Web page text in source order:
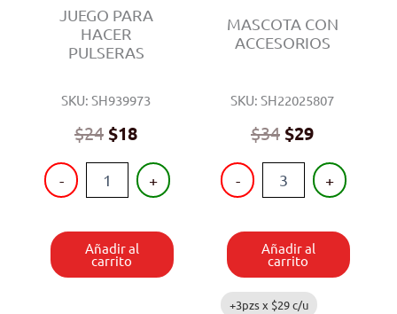
JUEGO PARA
HACER
PULSERAS
SKU: SH939973
$24 Original
was:
$24.
$18Current
is:
$18.
-
JUEGO
PARA
cantidad
+
Añadir al
carrito
MASCOTA CON
ACCESORIOS
SKU: SH22025807
$34 $29
-
MASCOTA
CON
+
Añadir al
carrito
+3pzs x $29c/u